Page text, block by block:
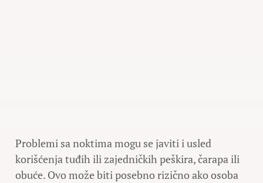
Problemi sa noktima mogu se javiti i usled
korišćenja tuđih ili zajedničkih peškira, čarapa ili
obuće. Ovo može biti posebno rizično ako osoba